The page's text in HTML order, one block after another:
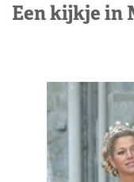
Een kijkje in